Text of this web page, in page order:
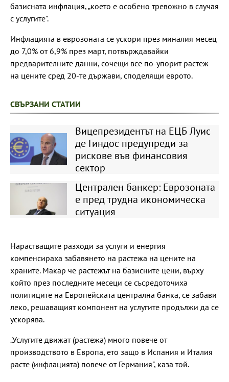
базисната инфлация, „което е особено тревожно в случая
с услугите".
Инфлацията в еврозоната се ускори през миналия месец
до 7,0% от 6,9% през март, потвърждавайки
предварителните данни, сочещи все по-упорит растеж
на цените сред 20-те държави, споделящи еврото.
СВЪРЗАНИ СТАТИИ
Вицепрезидентът на ЕЦБ Луис
де Гиндос предупреди за
рискове във финансовия
сектор
Централен банкер: Еврозоната
е пред трудна икономическа
ситуация
Нарастващите разходи за услуги и енергия
компенсираха забавянето на растежа на цените на
храните. Макар че растежът на базисните цени, върху
който през последните месеци се съсредоточиха
политиците на Европейската централна банка, се забави
леко, решаващият компонент на услугите продължи да се
ускорява.
„Услугите движат (растежа) много повече от
производството в Европа, ето защо в Испания и Италия
расте (инфлацията) повече от Германия", каза той.